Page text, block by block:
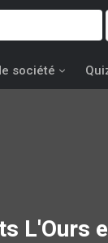
société
L'Ours